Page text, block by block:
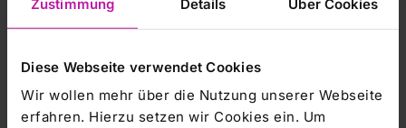
Diese Webseite verwendet Cookies
Wir wollen mehr über die Nutzung unserer Webseite
erfahren. Hierzu setzen wir Cookies ein. Um
Mitteilung über Geschäfte von Führungspersonen nach